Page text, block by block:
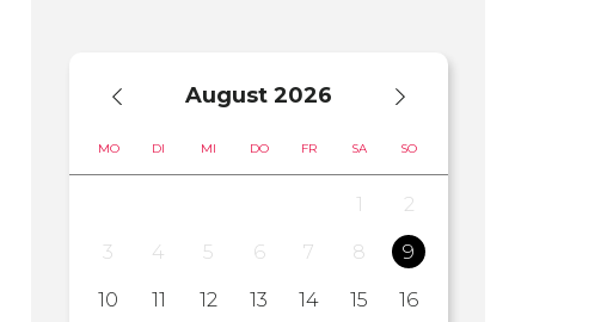
August 2026
MO DI MI DO FR SA SO
1
2
3
4 5 6 7 8
9
10
11 12 13 14 15
16